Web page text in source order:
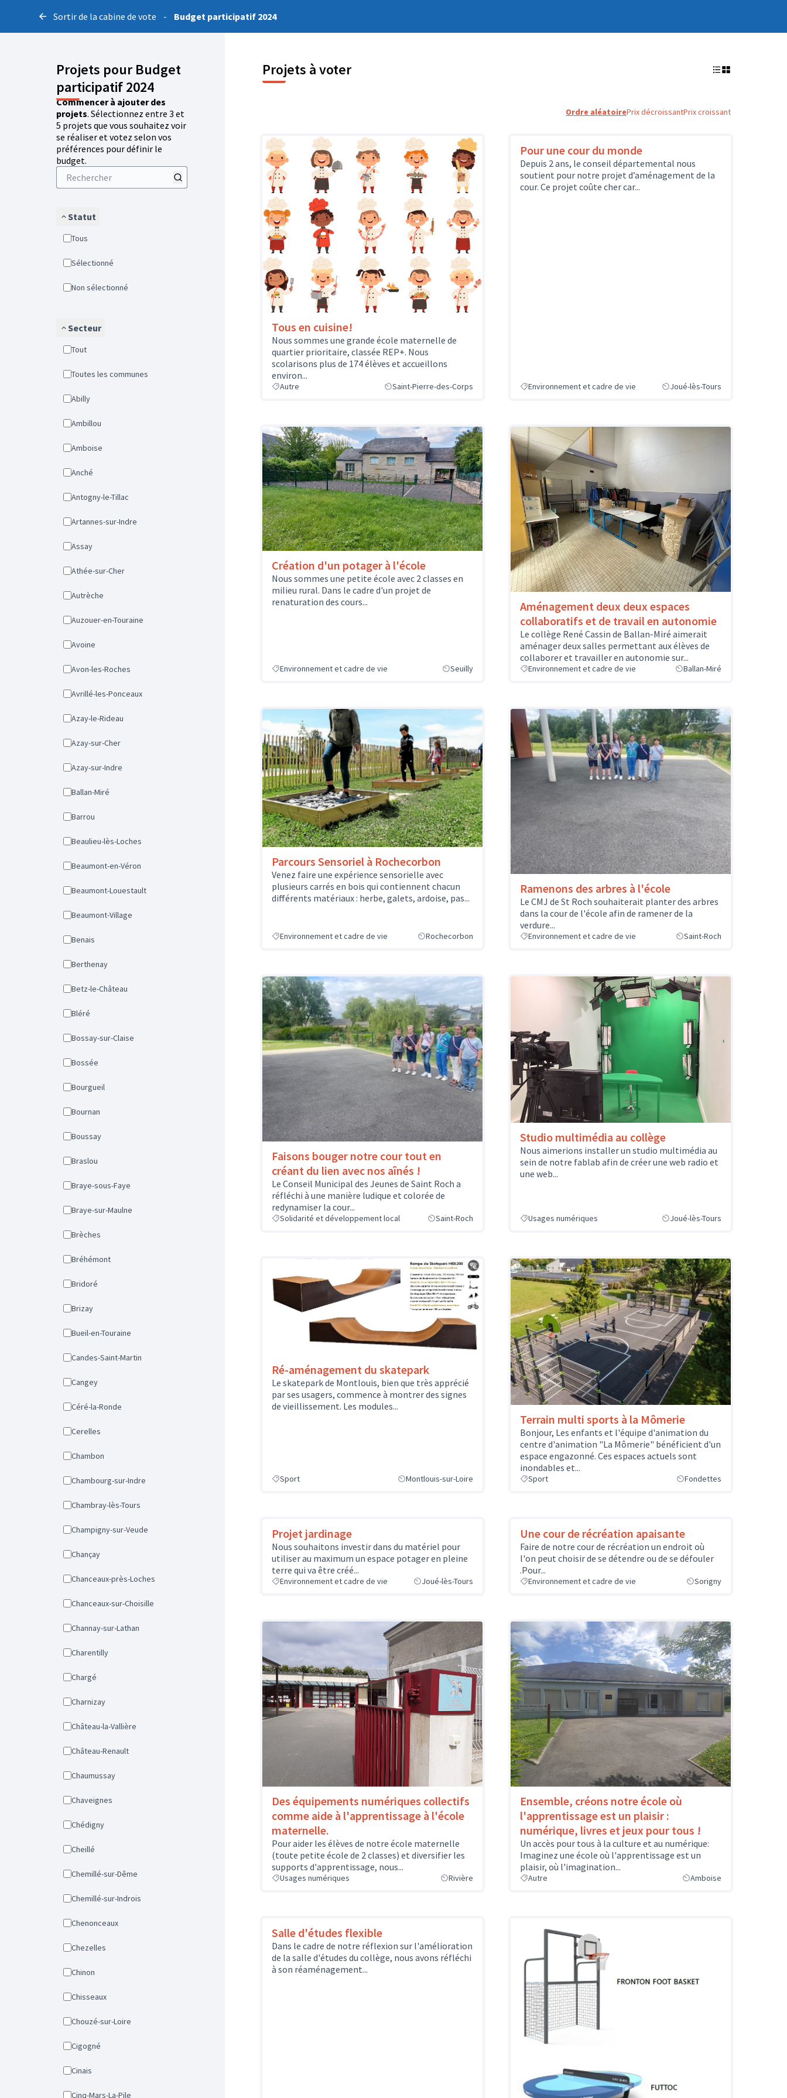
Sortir de la cabine de vote - Budget participatif 2024
Projets pour Budget
participatif 2024
Commencer à ajouter des
projets. Sélectionnez entre 3 et
5 projets que vous souhaitez voir
se réaliser et votez selon vos
préférences pour définir le
budget.
Statut
Tous
Sélectionné
Non sélectionné
Secteur
Tout
Toutes les communes
Abilly
Ambillou
Amboise
Anché
Antogny-le-Tillac
Artannes-sur-Indre
Assay
Athée-sur-Cher
Autrèche
Auzouer-en-Touraine
Avoine
Avon-les-Roches
Avrillé-les-Ponceaux
Azay-le-Rideau
Azay-sur-Cher
Azay-sur-Indre
Ballan-Miré
Barrou
Beaulieu-lès-Loches
Beaumont-en-Véron
Beaumont-Louestault
Beaumont-Village
Benais
Berthenay
Betz-le-Château
Bléré
Bossay-sur-Claise
Bossée
Bourgueil
Bournan
Boussay
Braslou
Braye-sous-Faye
Braye-sur-Maulne
Brèches
Bréhémont
Bridoré
Brizay
Bueil-en-Touraine
Candes-Saint-Martin
Cangey
Céré-la-Ronde
Cerelles
Chambon
Chambourg-sur-Indre
Chambray-lès-Tours
Champigny-sur-Veude
Chançay
Chanceaux-près-Loches
Chanceaux-sur-Choisille
Channay-sur-Lathan
Charentilly
Chargé
Charnizay
Château-la-Vallière
Château-Renault
Chaumussay
Chaveignes
Chédigny
Cheillé
Chemillé-sur-Dême
Chemillé-sur-Indrois
Chenonceaux
Chezelles
Chinon
Chisseaux
Chouzé-sur-Loire
Cigogné
Cinais
Cinq-Mars-La-Pile
Projets à voter
Ordre aléatoirePrix décroissantPrix croissant
Tous en cuisine!
Nous sommes une grande école maternelle de
quartier prioritaire, classée REP+. Nous
scolarisons plus de 174 élèves et accueillons
environ...
Autre Saint-Pierre-des-Corps
Pour une cour du monde
Depuis 2 ans, le conseil départemental nous
soutient pour notre projet d’aménagement de la
cour. Ce projet coûte cher car...
Environnement et cadre de vie Joué-lès-Tours
Création d'un potager à l'école
Nous sommes une petite école avec 2 classes en
milieu rural. Dans le cadre d'un projet de
renaturation des cours...
Environnement et cadre de vie Seuilly
Aménagement deux deux espaces
collaboratifs et de travail en autonomie
Le collège René Cassin de Ballan-Miré aimerait
aménager deux salles permettant aux élèves de
collaborer et travailler en autonomie sur...
Environnement et cadre de vie Ballan-Miré
Parcours Sensoriel à Rochecorbon
Venez faire une expérience sensorielle avec
plusieurs carrés en bois qui contiennent chacun
différents matériaux : herbe, galets, ardoise, pas...
Environnement et cadre de vie Rochecorbon
Ramenons des arbres à l'école
Le CMJ de St Roch souhaiterait planter des arbres
dans la cour de l'école afin de ramener de la
verdure...
Environnement et cadre de vie Saint-Roch
Faisons bouger notre cour tout en
créant du lien avec nos aînés !
Le Conseil Municipal des Jeunes de Saint Roch a
réfléchi à une manière ludique et colorée de
redynamiser la cour...
Solidarité et développement local Saint-Roch
Studio multimédia au collège
Nous aimerions installer un studio multimédia au
sein de notre fablab afin de créer une web radio et
une web...
Usages numériques Joué-lès-Tours
Ré-aménagement du skatepark
Le skatepark de Montlouis, bien que très apprécié
par ses usagers, commence à montrer des signes
de vieillissement. Les modules...
Sport Montlouis-sur-Loire
Terrain multi sports à la Mômerie
Bonjour, Les enfants et l'équipe d'animation du
centre d'animation "La Mômerie" bénéficient d'un
espace engazonné. Ces espaces actuels sont
inondables et...
Sport Fondettes
Projet jardinage
Nous souhaitons investir dans du matériel pour
utiliser au maximum un espace potager en pleine
terre qui va être créé...
Environnement et cadre de vie Joué-lès-Tours
Une cour de récréation apaisante
Faire de notre cour de récréation un endroit où
l'on peut choisir de se détendre ou de se défouler
.Pour...
Environnement et cadre de vie Sorigny
Des équipements numériques collectifs
comme aide à l'apprentissage à l'école
maternelle.
Pour aider les élèves de notre école maternelle
(toute petite école de 2 classes) et diversifier les
supports d'apprentissage, nous...
Usages numériques Rivière
Ensemble, créons notre école où
l'apprentissage est un plaisir :
numérique, livres et jeux pour tous !
Un accès pour tous à la culture et au numérique:
Imaginez une école où l'apprentissage est un
plaisir, où l'imagination...
Autre Amboise
Salle d'études flexible
Dans le cadre de notre réflexion sur l'amélioration
de la salle d'études du collège, nous avons réfléchi
à son réaménagement...